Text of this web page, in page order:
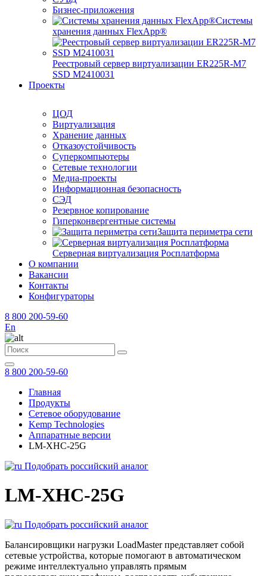
Бизнес-приложения
Системы
хранения данных FlexApp®
Реестровый сервер виртуализации ER225R-M7
SSD М2410031
Проекты
ЦОД
Виртуализация
Хранение данных
Отказоустойчивость
Суперкомпьютеры
Сетевые технологии
Медиа-проекты
Информационная безопасность
СЭД
Резервное копирование
Гиперконвергентные системы
Защита периметра сети
Серверная виртуализация Росплатформа
О компании
Вакансии
Контакты
Конфигураторы
8 800 200-59-60
En
8 800 200-59-60
Главная
Продукты
Сетевое оборудование
Kemp Technologies
Аппаратные версии
LM-XHC-25G
Подобрать российский аналог
LM-XHC-25G
Подобрать российский аналог
Балансировщики нагрузки LoadMaster представляет собой
сетевые устройства, которые помогают в автоматическом
режиме интеллектуально управлять прямым